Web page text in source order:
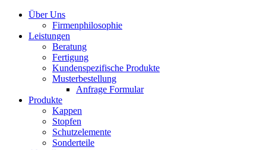
Über Uns
Firmenphilosophie
Leistungen
Beratung
Fertigung
Kundenspezifische Produkte
Musterbestellung
Anfrage Formular
Produkte
Kappen
Stopfen
Schutzelemente
Sonderteile